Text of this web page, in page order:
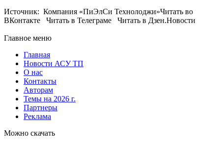
Источник: Компания «ПиЭлСи Технолоджи»Читать во
ВКонтакте Читать в Телеграме Читать в Дзен.Новости
Главное меню
Главная
Новости АСУ ТП
О нас
Контакты
Авторам
Темы на 2026 г.
Партнеры
Реклама
Можно скачать